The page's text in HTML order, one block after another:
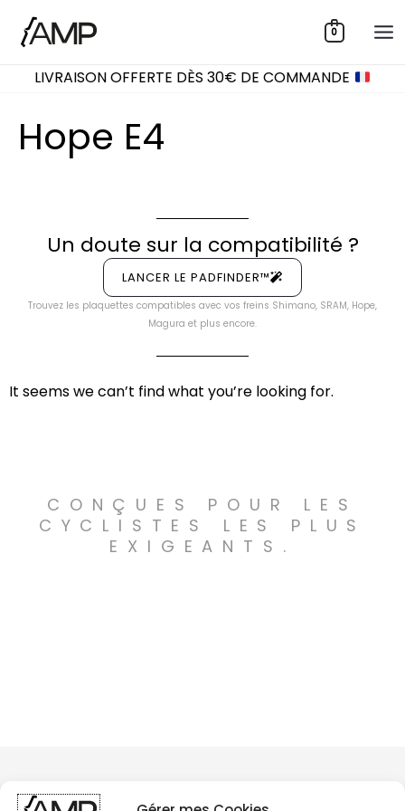
0
LIVRAISON OFFERTE DÈS 30€ DE COMMANDE
Hope E4
Un doute sur la compatibilité ?
LANCER LE PADFINDER™
Trouvez les plaquettes compatibles avec vos freins Shimano, SRAM, Hope,
Magura et plus encore.
It seems we can’t find what you’re looking for.
CONÇUES POUR LES
CYCLISTES LES PLUS
EXIGEANTS.